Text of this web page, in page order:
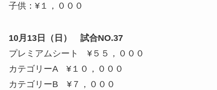
子供：¥１，０００
10月13日（日） 試合NO.37
プレミアムシート ¥５５，０００
カテゴリーA ¥１０，０００
カテゴリーB ¥７，０００